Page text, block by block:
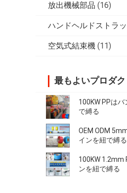
放出機械部品 (16)
ハンドヘルドストラ
空気式結束機 (11)
最もよいプロダク
100KW PPは
で縛る
OEM ODM
インを紐で縛る
100KW 1.2mm
ンを紐で縛る